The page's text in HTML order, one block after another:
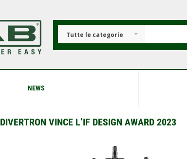
Tutte le categorie
NEWS
DIVERTRON VINCE L’IF DESIGN AWARD 2023